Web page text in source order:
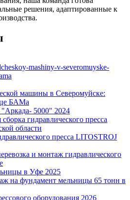
решения, адаптированные к
машины в Северомуйске:
БАМа
2024
гидравлического пресса
области
и монтаж гидравлического
2025
на фундамент мельницы 65 тонн в
2026